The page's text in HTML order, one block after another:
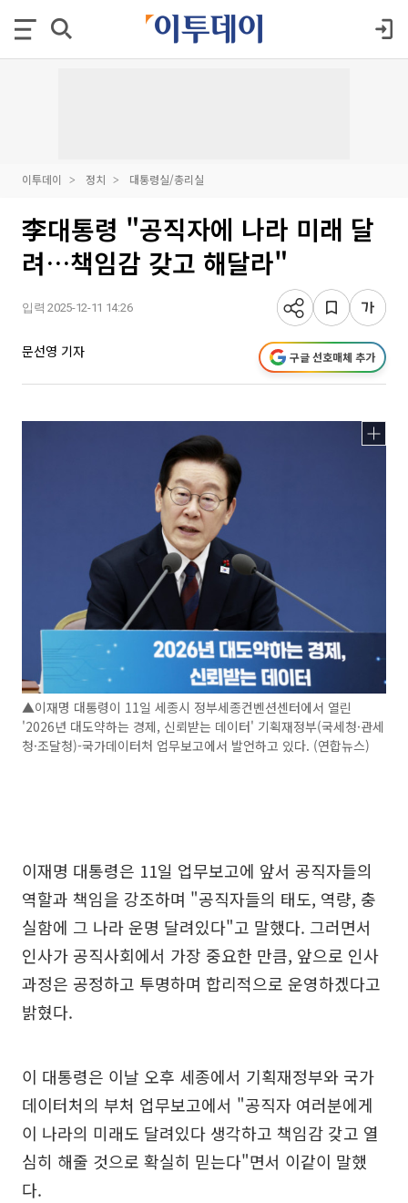
이투데이 정치 대통령실/총리실
李대통령 "공직자에 나라 미래 달
려…책임감 갖고 해달라"
입력 2025-12-11 14:26
문선영 기자 구글 선호매체 추가
▲이재명 대통령이 11일 세종시 정부세종컨벤션센터에서 열린
'2026년 대도약하는 경제, 신뢰받는 데이터' 기획재정부(국세청·관세
청·조달청)-국가데이터처 업무보고에서 발언하고 있다. (연합뉴스)
이재명 대통령은 11일 업무보고에 앞서 공직자들의
역할과 책임을 강조하며 "공직자들의 태도, 역량, 충
실함에 그 나라 운명 달려있다"고 말했다. 그러면서
인사가 공직사회에서 가장 중요한 만큼, 앞으로 인사
과정은 공정하고 투명하며 합리적으로 운영하겠다고
밝혔다.
이 대통령은 이날 오후 세종에서 기획재정부와 국가
데이터처의 부처 업무보고에서 "공직자 여러분에게
이 나라의 미래도 달려있다 생각하고 책임감 갖고 열
심히 해줄 것으로 확실히 믿는다"면서 이같이 말했
다.